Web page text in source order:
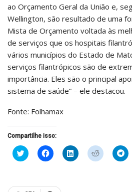
ao Orçamento Geral da União e,
Wellington, são resultado de uma
Mista de Orçamento voltada às
de serviços que os hospitais
vários municípios do Estado de
serviços filantrópicos são de
importância. Eles são o principal
sistema de saúde” – ele destacou.
Fonte: Folhamax
Compartilhe isso:
Clique
para
em
Clique
para
em
Clique
para
Clique
para